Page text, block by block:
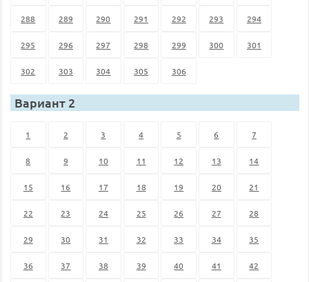
288 289 290 291 292 293 294
295 296 297 298 299 300 301
302 303 304 305 306
Вариант 2
1 2 3 4 5 6 7
8 9 10 11 12 13 14
15 16 17 18 19 20 21
22 23 24 25 26 27 28
29 30 31 32 33 34 35
36 37 38 39 40 41 42